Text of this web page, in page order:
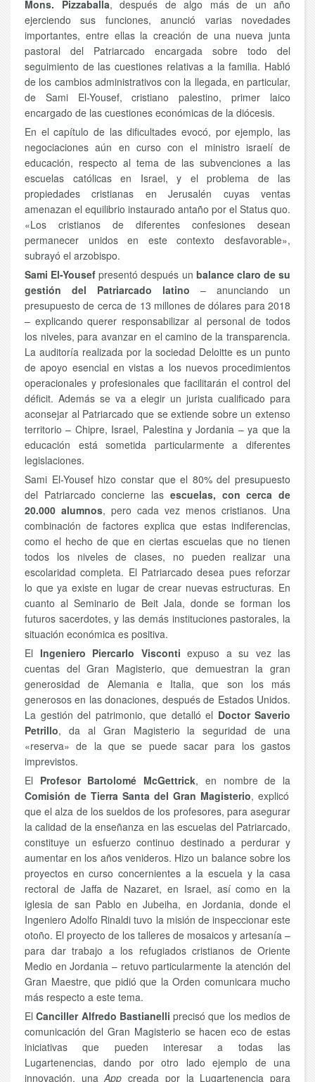
Mons. Pizzaballa, después de algo más de un año
ejerciendo sus funciones, anunció varias novedades
importantes, entre ellas la creación de una nueva junta
pastoral del Patriarcado encargada sobre todo del
seguimiento de las cuestiones relativas a la familia. Habló
de los cambios administrativos con la llegada, en particular,
de Sami El-Yousef, cristiano palestino, primer laico
encargado de las cuestiones económicas de la diócesis.
En el capítulo de las dificultades evocó, por ejemplo, las
negociaciones aún en curso con el ministro israelí de
educación, respecto al tema de las subvenciones a las
escuelas católicas en Israel, y el problema de las
propiedades cristianas en Jerusalén cuyas ventas
amenazan el equilibrio instaurado antaño por el Status quo.
«Los cristianos de diferentes confesiones desean
permanecer unidos en este contexto desfavorable»,
subrayó el arzobispo.
Sami El-Yousefpresentó después un balance claro de su
gestión del Patriarcado latino – anunciando un
presupuesto de cerca de 13 millones de dólares para 2018
– explicando querer responsabilizar al personal de todos
los niveles, para avanzar en el camino de la transparencia.
La auditoría realizada por la sociedad Deloitte es un punto
de apoyo esencial en vistas a los nuevos procedimientos
operacionales y profesionales que facilitarán el control del
déficit. Además se va a elegir un jurista cualificado para
aconsejar al Patriarcado que se extiende sobre un extenso
territorio – Chipre, Israel, Palestina y Jordania – ya que la
educación está sometida particularmente a diferentes
legislaciones.
Sami El-Yousef hizo constar que el 80% del presupuesto
del Patriarcado concierne las escuelas, con cerca de
20.000 alumnos, pero cada vez menos cristianos. Una
combinación de factores explica que estas indiferencias,
como el hecho de que en ciertas escuelas que no tienen
todos los niveles de clases, no pueden realizar una
escolaridad completa. El Patriarcado desea pues reforzar
lo que ya existe en lugar de crear nuevas estructuras. En
cuanto al Seminario de Beit Jala, donde se forman los
futuros sacerdotes, y las demás instituciones pastorales, la
situación económica es positiva.
El Ingeniero Piercarlo Visconti expuso a su vez las
cuentas del Gran Magisterio, que demuestran la gran
generosidad de Alemania e Italia, que son los más
generosos en las donaciones, después de Estados Unidos.
La gestión del patrimonio, que detalló el Doctor Saverio
Petrillo, da al Gran Magisterio la seguridad de una
«reserva» de la que se puede sacar para los gastos
imprevistos.
El Profesor Bartolomé McGettrick, en nombre de la
Comisión de Tierra Santa del Gran Magisterio, explicó
que el alza de los sueldos de los profesores, para asegurar
la calidad de la enseñanza en las escuelas del Patriarcado,
constituye un esfuerzo continuo destinado a perdurar y
aumentar en los años venideros. Hizo un balance sobre los
proyectos en curso concernientes a la escuela y la casa
rectoral de Jaffa de Nazaret, en Israel, así como en la
iglesia de san Pablo en Jubeiha, en Jordania, donde el
Ingeniero Adolfo Rinaldi tuvo la misión de inspeccionar este
otoño. El proyecto de los talleres de mosaicos y artesanía –
para dar trabajo a los refugiados cristianos de Oriente
Medio en Jordania – retuvo particularmente la atención del
Gran Maestre, que pidió que la Orden comunicara mucho
más respecto a este tema.
ElCanciller Alfredo Bastianelli precisó que los medios de
comunicación del Gran Magisterio se hacen eco de estas
iniciativas que pueden interesar a todas las
Lugartenencias, dando por otro lado ejemplo de una
innovación, unaApp creada por la Lugartenencia para